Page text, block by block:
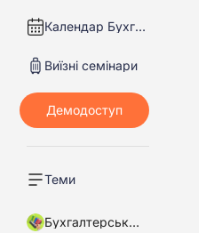
Календар Бухгалтера
Виїзні семінари
Теми
Бухгалтерський облік